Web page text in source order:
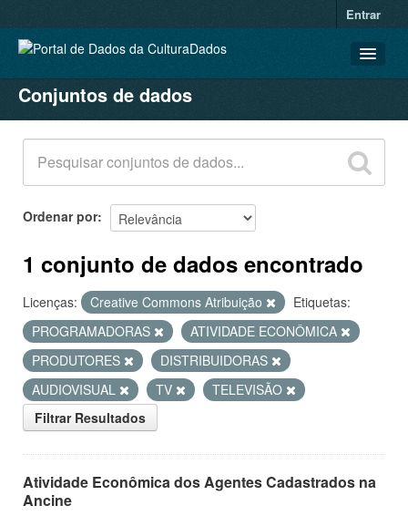
Entrar
CONJUNTOS DE DADOS
ORGANIZAÇÕES
GRUPOS
SOBRE
Conjuntos de dados
Ordenar por
1 conjunto de dados encontrado
Licenças: Creative Commons Atribuição
Etiquetas:
PROGRAMADORAS
ATIVIDADE ECONÔMICA
PRODUTORES
DISTRIBUIDORAS
AUDIOVISUAL
TV
TELEVISÃO
Filtrar Resultados
Atividade Econômica dos Agentes Cadastrados na
Ancine